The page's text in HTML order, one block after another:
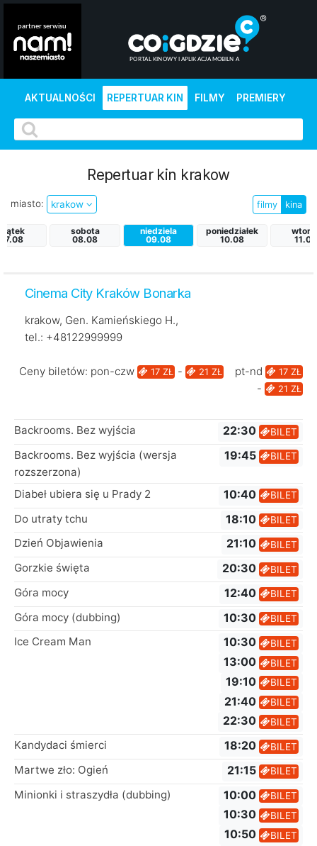
AKTUALNOŚCI REPERTUAR KIN FILMY PREMIERY
Repertuar kin krakow
miasto: krakow filmy kina
07.08
sobota
08.08
niedziela
09.08
poniedziałek
10.08
11.08
Cinema City Kraków Bonarka
krakow, Gen. Kamieńskiego H.,
tel.: +48122999999
Ceny biletów: pon-czw 17 ZŁ - 21 ZŁ pt-nd 17 ZŁ
- 21 ZŁ
Backrooms. Bez wyjścia 22:30 BILET
Backrooms. Bez wyjścia (wersja
rozszerzona)
19:45 BILET
Diabeł ubiera się u Prady 2 10:40 BILET
Do utraty tchu 18:10 BILET
Dzień Objawienia 21:10 BILET
Gorzkie święta 20:30 BILET
Góra mocy 12:40 BILET
Góra mocy (dubbing) 10:30 BILET
Ice Cream Man 10:30 BILET
13:00 BILET
19:10 BILET
21:40 BILET
22:30 BILET
Kandydaci śmierci 18:20 BILET
Martwe zło: Ogień 21:15 BILET
Minionki i straszydła (dubbing) 10:00 BILET
10:30 BILET
10:50 BILET